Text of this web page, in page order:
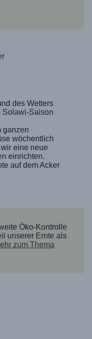
des Wetters
Solawi-Saison
ganzen
wöchentlich
eine neue
einrichten.
auf dem Acker
Öko-Kontrolle
unserer Ernte als
zum Thema